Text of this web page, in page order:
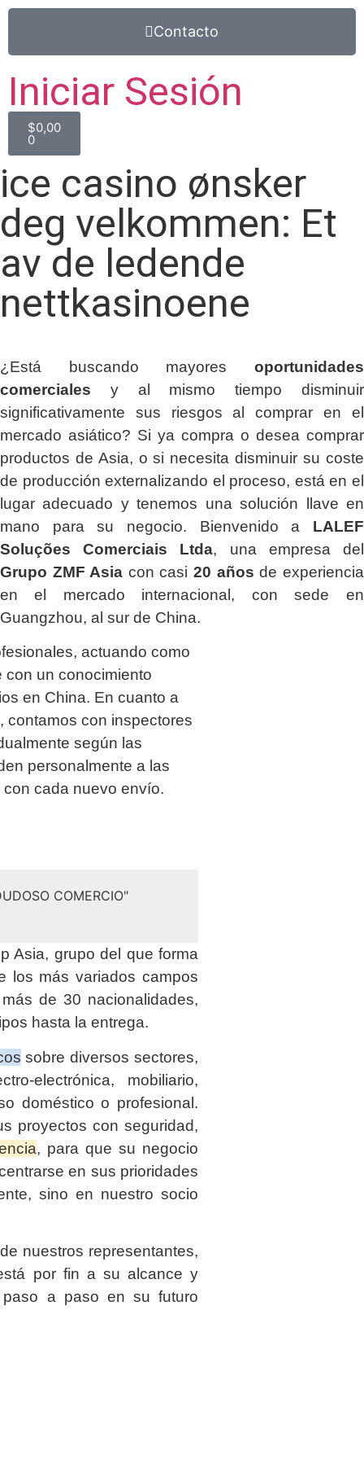
Contacto
Iniciar Sesión
$0,00
0
ice casino ønsker
deg velkommen: Et
av de ledende
nettkasinoene
¿Está buscando mayores oportunidades
comerciales y al mismo tiempo disminuir
significativamente sus riesgos al comprar en el
mercado asiático? Si ya compra o desea comprar
productos de Asia, o si necesita disminuir su coste
de producción externalizando el proceso, está en el
lugar adecuado y tenemos una solución llave en
mano para su negocio. Bienvenido a LALEF
Soluções Comerciais Ltda, una empresa del
Grupo ZMF Asia con casi20 años de experiencia
en el mercado internacional, con sede en
Guangzhou, al sur de China.
actuando como
con un conocimiento
en China. En cuanto a
contamos con inspectores
según las
personalmente a las
cada nuevo envío.
COMERCIO"
Asia, grupo del que forma
los más variados campos
de 30 nacionalidades,
hasta la entrega.
sobre diversos sectores,
electrónica, mobiliario,
doméstico o profesional.
proyectos con seguridad,
, para que su negocio
en sus prioridades
sino en nuestro socio
nuestros representantes,
por fin a su alcance y
paso a paso en su futuro